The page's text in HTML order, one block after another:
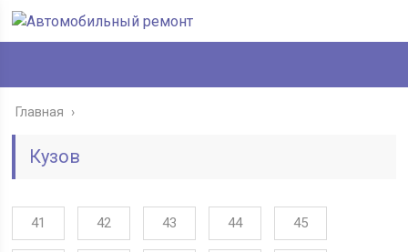
Главная ›
Кузов
41 42 43 44 45